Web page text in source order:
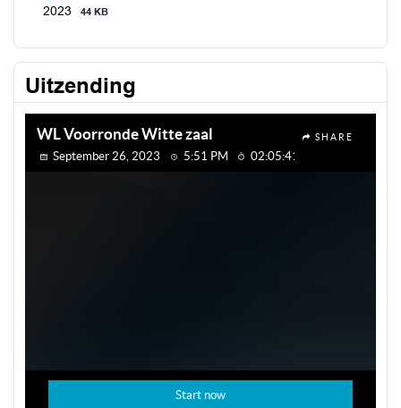
2023
44 KB
Uitzending